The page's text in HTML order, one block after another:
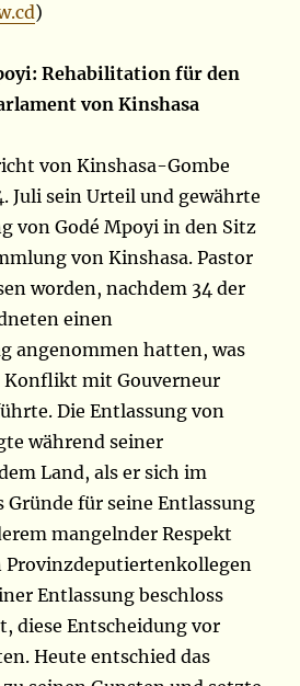
)
Rehabilitation für den
von Kinshasa
von Kinshasa-Gombe
Juli sein Urteil und gewährte
von Godé Mpoyi in den Sitz
von Kinshasa. Pastor
worden, nachdem 34 der
einen
angenommen hatten, was
Konflikt mit Gouverneur
Die Entlassung von
während seiner
Land, als er sich im
Gründe für seine Entlassung
mangelnder Respekt
Provinzdeputiertenkollegen
Entlassung beschloss
diese Entscheidung vor
Heute entschied das